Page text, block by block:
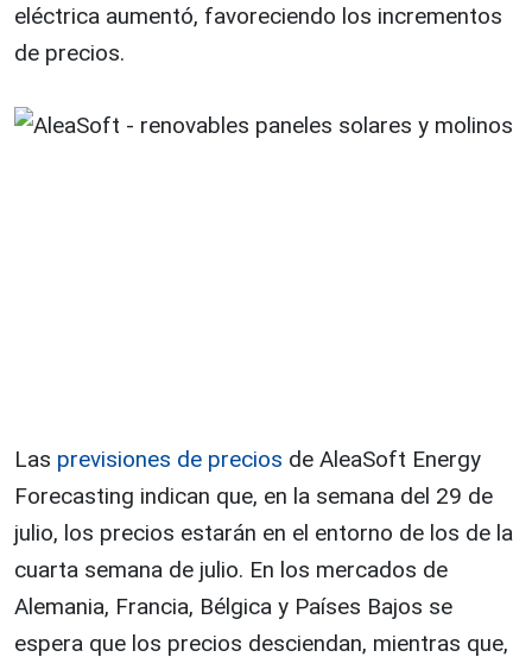
eléctrica aumentó, favoreciendo los incrementos
de precios.
Las previsiones de precios de AleaSoft Energy
Forecasting indican que, en la semana del 29 de
julio, los precios estarán en el entorno de los de la
cuarta semana de julio. En los mercados de
Alemania, Francia, Bélgica y Países Bajos se
espera que los precios desciendan, mientras que,